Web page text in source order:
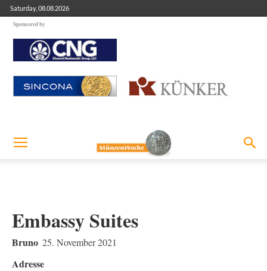
Saturday, 08.08.2026
Sponsored by
Embassy Suites
Bruno 25. November 2021
Adresse